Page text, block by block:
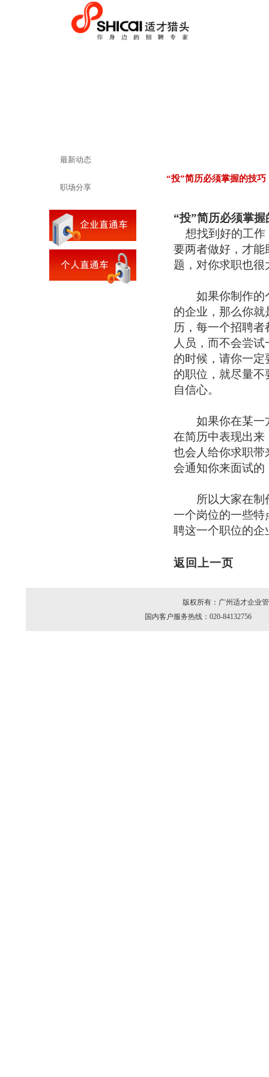
最新动态
职场分享
“投”简历必须掌握的技巧
“投”简历必须掌握
想找到好的工作
要两者做好，才能
题，对你求职也很
如果你制作的个
的企业，那么你就
历，每一个招聘
人员，而不会尝
的时候，请你一
的职位，就尽量
自信心。
如果你在某一方
在简历中表现出来
也会人给你求职带
会通知你来面试的
所以大家在制作
一个岗位的一些特
聘这一个职位的企
返回上一页
版权所有：广州适才企
国内客户服务热线：020-84132756